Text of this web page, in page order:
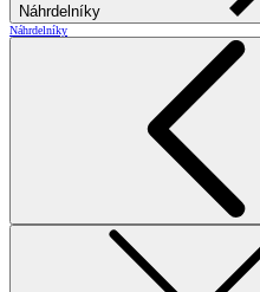
Náhrdelníky
Náhrdelníky